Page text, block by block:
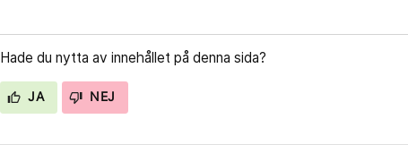
Hade du nytta av innehållet på denna sida?
JA NEJ